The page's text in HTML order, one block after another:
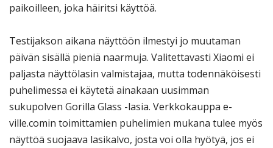
paikoilleen, joka häiritsi käyttöä.
Testijakson aikana näyttöön ilmestyi jo muutaman
päivän sisällä pieniä naarmuja. Valitettavasti Xiaomi ei
paljasta näyttölasin valmistajaa, mutta todennäköisesti
puhelimessa ei käytetä ainakaan uusimman
sukupolven Gorilla Glass -lasia. Verkkokauppa e-
ville.comin toimittamien puhelimien mukana tulee myös
näyttöä suojaava lasikalvo, josta voi olla hyötyä, jos ei